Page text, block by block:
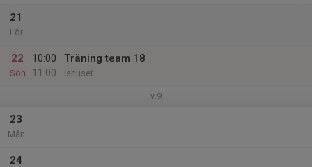
21
Lör
22
Sön
10:00
11:00
Träning team 18
Ishuset
v.9
23
Mån
24